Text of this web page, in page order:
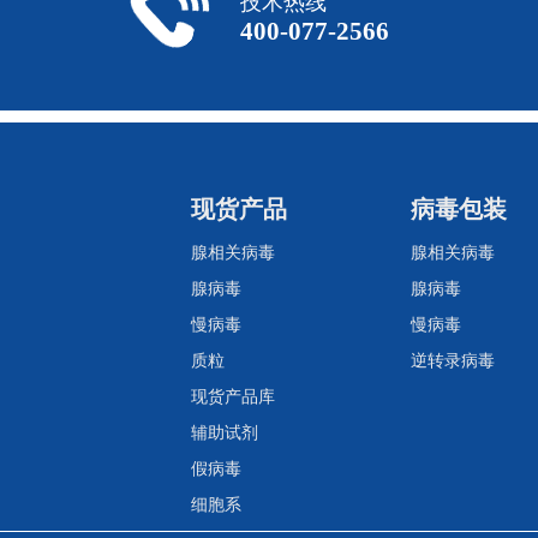
400-077-2566
现货产品
腺相关病毒
腺病毒
慢病毒
质粒
现货产品库
辅助试剂
假病毒
细胞系
病毒包装
腺相关病毒
腺病毒
慢病毒
逆转录病毒